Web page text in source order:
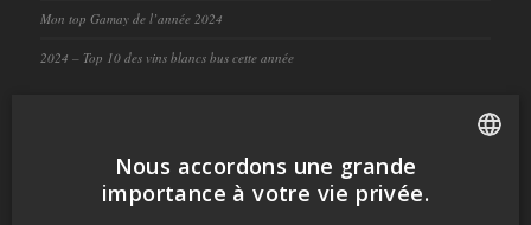
Mon top Gamay de l’année 2024
2024 – Top 10 des vins blancs bus cette année
dansmonverredansMaison Louis Jadot Brouilly Sous les
Nous accordons une grande
importance à votre vie privée.